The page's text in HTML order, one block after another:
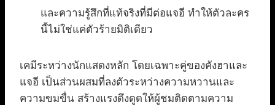
และความรู้สึกที่แท้จริงที่มีต่อแจอี ทำให้ตัวละคร
นี้ไม่ใช่แค่ตัวร้ายมิติเดียว
เคมีระหว่างนักแสดงหลัก โดยเฉพาะคู่ของคังฮาและ
แจอี เป็นส่วนผสมที่ลงตัวระหว่างความหวานและ
ความขมขื่น สร้างแรงดึงดูดให้ผู้ชมติดตามความ